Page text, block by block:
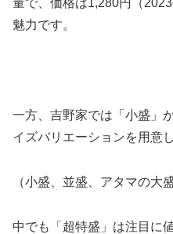
魅力です。
一方、吉野家では「小盛」
イズバリエーションを用意
（小盛、並盛、アタマの大
中でも「超特盛」は注目に